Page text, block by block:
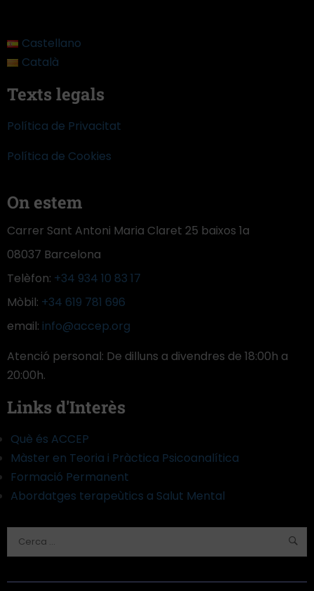
Castellano
Català
Texts legals
Política de Privacitat
Política de Cookies
On estem
Carrer Sant Antoni Maria Claret 25 baixos 1a
08037 Barcelona
Telèfon: +34 934 10 83 17
Mòbil: +34 619 781 696
email: info@accep.org
Atenció personal: De dilluns a divendres de 18:00h a
20:00h.
Links d'Interès
Què és ACCEP
Màster en Teoria i Pràctica Psicoanalítica
Formació Permanent
Abordatges terapeùtics a Salut Mental